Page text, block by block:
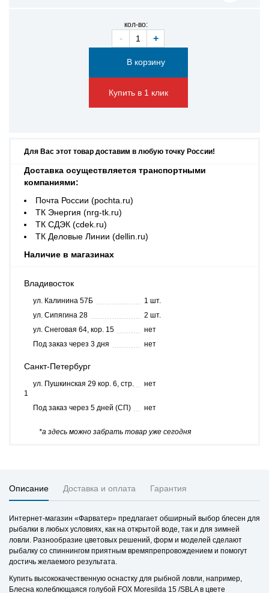
кол-во:
- +
Купить в 1 клик
Для Вас этот товар доставим в любую точку России!
Доставка осуществляется транспортными
компаниями:
Почта России (pochta.ru)
ТК Энергия (nrg-tk.ru)
ТК СДЭК (cdek.ru)
ТК Деловые Линии (dellin.ru)
Наличие в магазинах
Владивосток
ул. Калинина 57Б
1 шт.
ул. Сипягина 28
2 шт.
ул. Снеговая 64, кор. 15
нет
Под заказ через 3 дня
нет
Санкт-Петербург
ул. Пушкинская 29 кор. 6, стр.
1
нет
Под заказ через 5 дней (СП) нет
*а здесь можно забрать товар уже сегодня
Описание Доставка и оплата Гарантия
Интернет-магазин «Фарватер» предлагает обширный выбор блесен для
рыбалки в любых условиях, как на открытой воде, так и для зимней
ловли. Разнообразие цветовых решений, форм и моделей сделают
рыбалку со спиннингом приятным времяпрепровождением и помогут
достичь желаемого результата.
Купить высококачественную оснастку для рыбной ловли, например,
Блесна колеблющаяся голубой FOX Moresilda 15 /SBLA в цвете